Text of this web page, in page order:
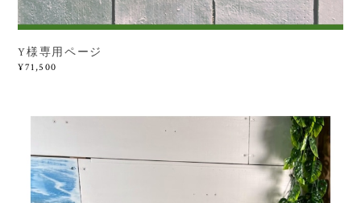
Y様専用ページ
¥71,500